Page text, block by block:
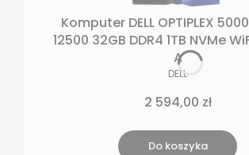
Komputer DELL OPTIPLEX
12500 32GB DDR4 1TB NVMe
A
PRODUCENT
DELL
Cena
2 594,00 zł
Do koszyka